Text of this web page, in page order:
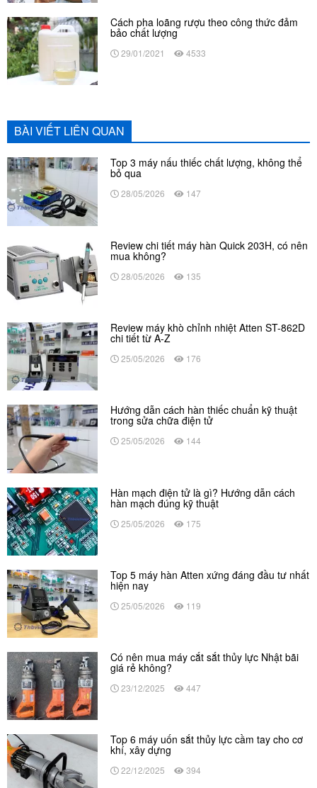
Cách pha loãng rượu theo công thức đảm
bảo chất lượng
29/01/2021 4533
BÀI VIẾT LIÊN QUAN
Top 3 máy nấu thiếc chất lượng, không thể
bỏ qua
28/05/2026 147
Review chi tiết máy hàn Quick 203H, có nên
mua không?
28/05/2026 135
Review máy khò chỉnh nhiệt Atten ST-862D
chi tiết từ A-Z
25/05/2026 176
Hướng dẫn cách hàn thiếc chuẩn kỹ thuật
trong sửa chữa điện tử
25/05/2026 144
Hàn mạch điện tử là gì? Hướng dẫn cách
hàn mạch đúng kỹ thuật
25/05/2026 175
Top 5 máy hàn Atten xứng đáng đầu tư nhất
hiện nay
25/05/2026 119
Có nên mua máy cắt sắt thủy lực Nhật bãi
giá rẻ không?
23/12/2025 447
Top 6 máy uốn sắt thủy lực cầm tay cho cơ
khí, xây dựng
22/12/2025 394